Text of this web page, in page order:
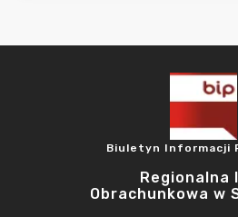
Biuletyn Informacji
Regionalna
Obrachunkowa w